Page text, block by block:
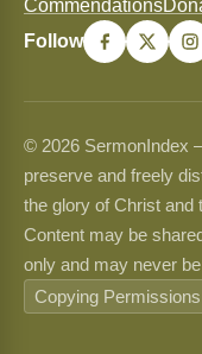
Commendations
Follow
© 2026 SermonIndex
preserve and freely
the glory of Christ and
Content may be
only and may never
Copying Permissions